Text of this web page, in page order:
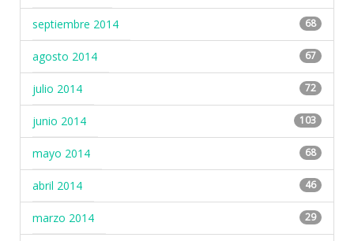
septiembre 2014 68
agosto 2014 67
julio 2014 72
junio 2014 103
mayo 2014 68
abril 2014 46
marzo 2014 29